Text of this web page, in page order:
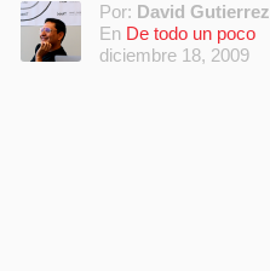
Por: David Gutierrez
En De todo un poco
diciembre 18, 2009